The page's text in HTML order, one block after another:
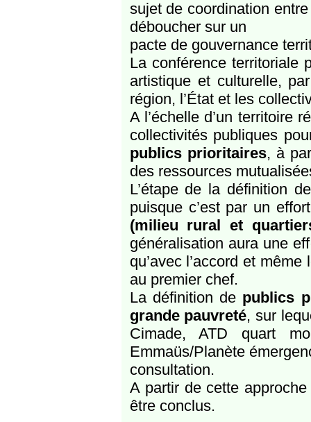
sujet de coordination
déboucher sur un
pacte de gouvernance
La conférence territoriale
artistique et culturelle,
région, l’État et les
A l’échelle d’un territoire
collectivités publiques
publics prioritaires, à
des ressources
L’étape de la définition
puisque c’est par un
(milieu rural et
généralisation aura une
qu’avec l’accord et
au premier chef.
La définition de publics
grande pauvreté, sur
Cimade, ATD quart
Emmaüs/Planète
consultation.
A partir de cette
être conclus.